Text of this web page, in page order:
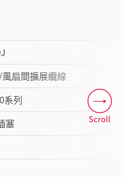
扇間擴展纜線
系列
塞
Scroll